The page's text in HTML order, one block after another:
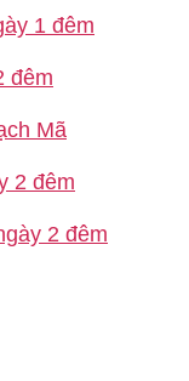
1 đêm
đêm
Mã
2 đêm
2 đêm